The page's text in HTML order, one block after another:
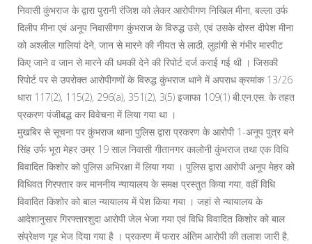
निवासी कुंभराज के द्वारा पुरानी रंजिश को लेकर आरोपीगण निखिल मीना, बल्ला उर्फ
दिलीप मीना एवं अनूप निवासीगण कुंभराज के विरुद्ध उसे, एवं उसके दोस्त दीपेश मीना
को अश्लील गालियां देने, जान से मारने की नीयत से लाठी, लुहांगी से गंभीर मारपीट
किए जाने व जान से मारने की धमकी देने की रिपोर्ट दर्ज कराई गई थी । जिसकी
रिपोर्ट पर से उपरोक्त आरोपीगणों के विरुद्ध कुंभराज थाने में अपराध क्रमांक 13/26
धारा 117(2), 115(2), 296(a), 351(2), 3(5) इजाफा 109(1) बी.एन.एस. के तहत
प्रकरण पंजीबद्ध कर विवेचना में लिया गया था ।
मुखबिर से सूचना पर कुंभराज थाना पुलिस द्वारा प्रकरण के आरोपी 1-अनूप पुत्र बने
सिंह उर्फ भूरा मेहर उम्र 19 साल निवासी गीतानगर कालोनी कुंभराज तथा एक विधि
विवादित किशोर को पुलिस अभिरक्षा में लिया गया । पुलिस द्वारा आरोपी अनूप मेहर को
विधिवत गिरफ्तार कर माननीय न्यायालय के समक्ष प्रस्तुत किया गया, वहीं विधि
विवादित किशोर को बाल न्यायालय में पेश किया गया । जहां से न्यायालय के
आदेशानुसार गिरफ्तारशुदा आरोपी जेल भेजा गया एवं विधि विवादित किशोर को बाल
संप्रेक्षण गृह भेज दिया गया है । प्रकरण में फरार अंतिम आरोपी की तलाश जारी है,